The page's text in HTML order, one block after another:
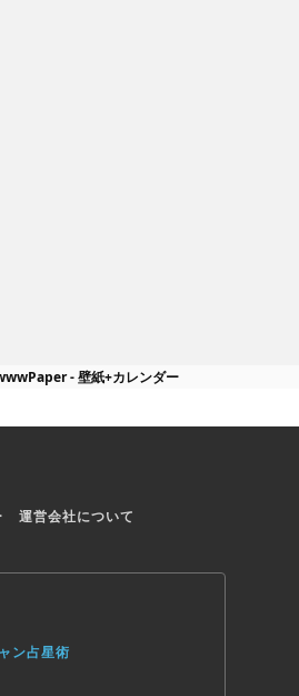
- 壁紙+カレンダー
運営会社について
ン占星術